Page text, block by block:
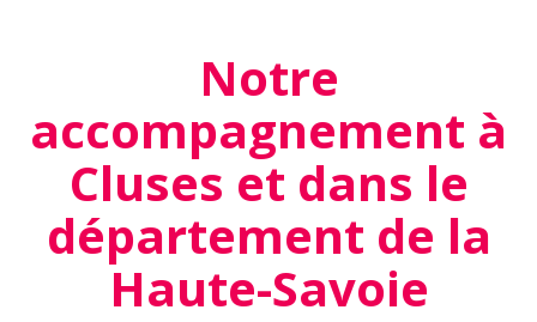
Notre
accompagnement à
Cluses et dans le
département de la
Haute-Savoie